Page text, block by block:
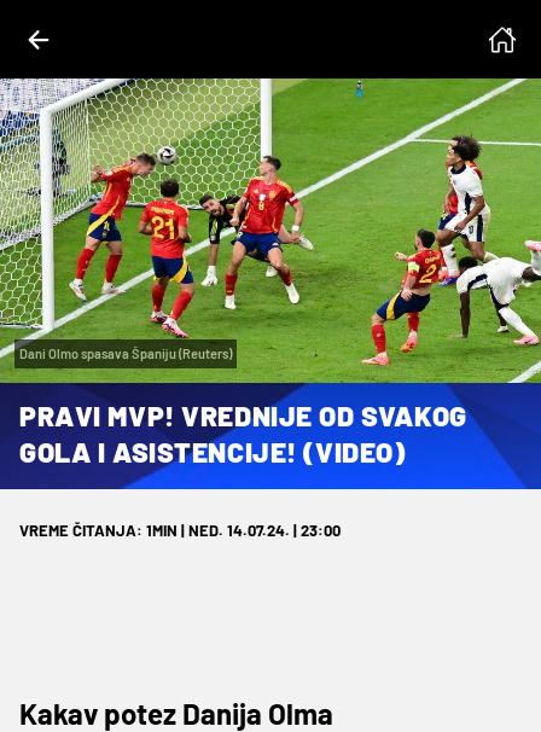
Dani Olmo spasava Španiju (Reuters)
PRAVI MVP! VREDNIJE OD SVAKOG
GOLA I ASISTENCIJE! (VIDEO)
VREME ČITANJA: 1MIN | NED. 14.07.24. | 23:00
Kakav potez Danija Olma